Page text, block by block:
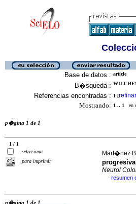
Base de datos : article
B�squeda :
Referencias encontradas : 1 [refinar
Mostrando: 1 .. 1 en
p�gina 1 de 1
1 / 1
selecciona
para imprimir
Mart�nez
Neurol
· resumen
p�gina 1 de 1